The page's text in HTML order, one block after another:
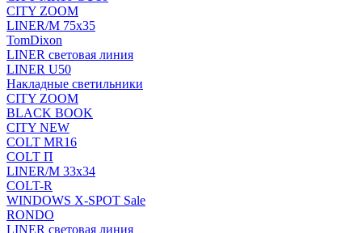
CITY ZOOM
LINER/M 75х35
TomDixon
LINER световая линия
LINER U50
Накладные светильники
CITY ZOOM
BLACK BOOK
CITY NEW
COLT MR16
COLT П
LINER/М 33х34
COLT-R
WINDOWS X-SPOT Sale
RONDO
LINER световая линия